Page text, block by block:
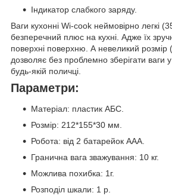
Індикатор слабкого заряду.
Ваги кухонні Wi-cook неймовірно легкі
безперечний плюс на кухні. Адже їх
поверхні поверхню. А невеликий розмір
дозволяє без проблемно зберігати ваги
будь-якій поличці.
Параметри:
Матеріал: пластик АБС.
Розмір: 212*155*30 мм.
Робота: від 2 батарейок ААА.
Гранична вага зважування: 10 кг.
Можлива похибка: 1г.
Розподіл шкали: 1 р.